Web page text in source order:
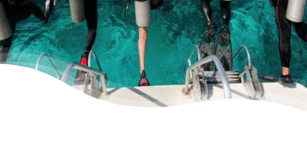
CONTÁCTENOS